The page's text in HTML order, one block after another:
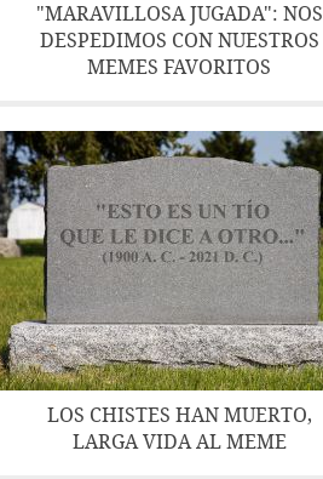
"MARAVILLOSA JUGADA": NOS
DESPEDIMOS CON NUESTROS
MEMES FAVORITOS
LOS CHISTES HAN MUERTO,
LARGA VIDA AL MEME